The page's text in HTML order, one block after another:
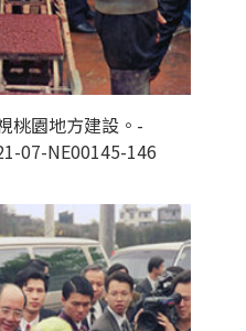
桃園地方建設。-
07-NE00145-146